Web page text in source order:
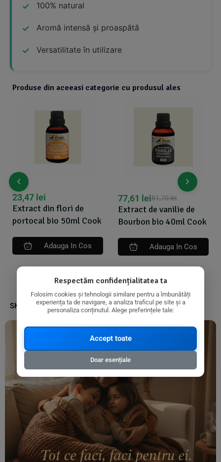
100% natural
Aromă intensă și proaspătă
Versatilitate în utilizare
Produse din aceeasi categorie cu produsul ales
Extract din flori de
portocal bio 50ml Cook
23,47 lei
Adauga In Cos
Extract de vanilie de
Bourbon bio 40ml Cook
81,70lei
77,61 lei
Adauga In Cos
SKU: 5941905062197
Respectăm confidențialitatea ta
Folosim cookies și tehnologii similare pentru a îmbunătăți
experiența ta de navigare, a analiza traficul pe site și a
personaliza conținutul. Alege preferințele tale:
Accept toate
Doar esențiale